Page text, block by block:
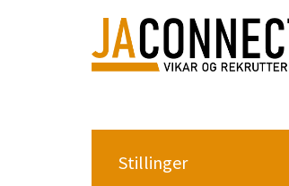
Stillinger